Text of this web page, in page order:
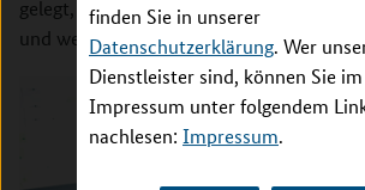
finden Sie in unserer
Datenschutzerklärung. Wer
Dienstleister sind, können Sie im
Impressum unter folgendem
nachlesen: Impressum.
gelegt, die im europäischen
und weiterentwickelt wurden“, ergänzt